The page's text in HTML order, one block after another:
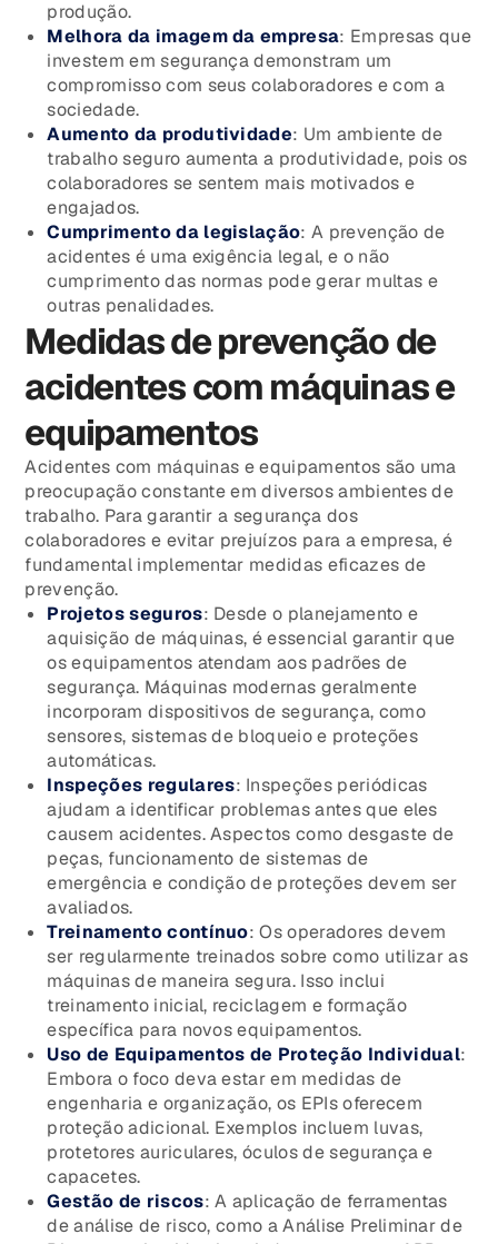
produção.
Melhora da imagem da empresa: Empresas que
investem em segurança demonstram um
compromisso com seus colaboradores e com a
sociedade.
Aumento da produtividade: Um ambiente de
trabalho seguro aumenta a produtividade, pois os
colaboradores se sentem mais motivados e
engajados.
Cumprimento da legislação: A prevenção de
acidentes é uma exigência legal, e o não
cumprimento das normas pode gerar multas e
outras penalidades.
Medidas de prevenção de
acidentes com máquinas e
equipamentos
Acidentes com máquinas e equipamentos são uma
preocupação constante em diversos ambientes de
trabalho. Para garantir a segurança dos
colaboradores e evitar prejuízos para a empresa, é
fundamental implementar medidas eficazes de
prevenção.
Projetos seguros: Desde o planejamento e
aquisição de máquinas, é essencial garantir que
os equipamentos atendam aos padrões de
segurança. Máquinas modernas geralmente
incorporam dispositivos de segurança, como
sensores, sistemas de bloqueio e proteções
automáticas.
Inspeções regulares: Inspeções periódicas
ajudam a identificar problemas antes que eles
causem acidentes. Aspectos como desgaste de
peças, funcionamento de sistemas de
emergência e condição de proteções devem ser
avaliados.
Treinamento contínuo: Os operadores devem
ser regularmente treinados sobre como utilizar as
máquinas de maneira segura. Isso inclui
treinamento inicial, reciclagem e formação
específica para novos equipamentos.
Uso de Equipamentos de Proteção Individual:
Embora o foco deva estar em medidas de
engenharia e organização, os EPIs oferecem
proteção adicional. Exemplos incluem luvas,
protetores auriculares, óculos de segurança e
capacetes.
Gestão de riscos: A aplicação de ferramentas
de análise de risco, como a Análise Preliminar de